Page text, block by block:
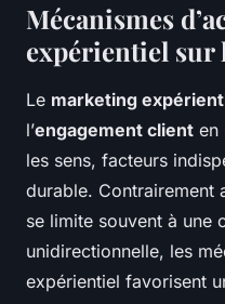
Mécanismes
expérientiel
Le marketing
l’engagement client en
les sens, facteurs
durable. Contrairement
se limite souvent à une
unidirectionnelle, les
expérientiel favorisent